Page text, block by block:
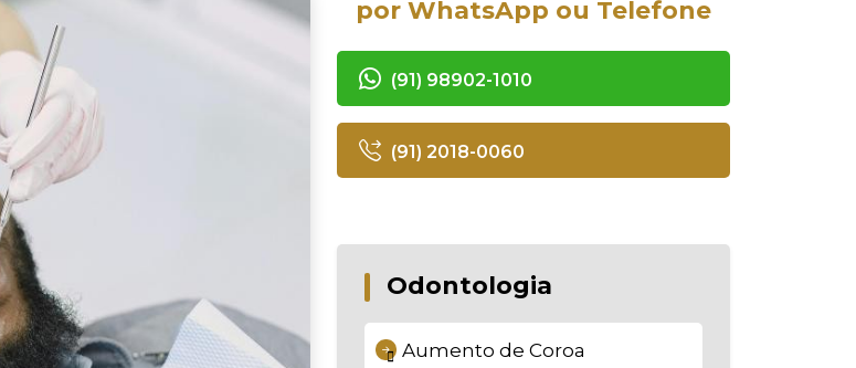
por WhatsApp ou Telefone
(91) 98902-1010
(91) 2018-0060
Odontologia
Aumento de Coroa